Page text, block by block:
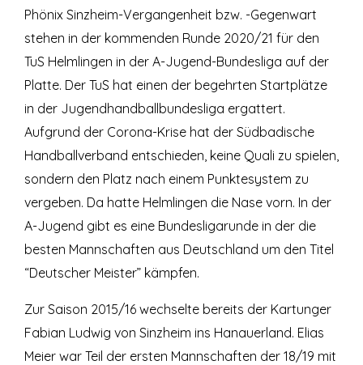
Phönix Sinzheim-Vergangenheit bzw. -Gegenwart
stehen in der kommenden Runde 2020/21 für den
TuS Helmlingen in der A-Jugend-Bundesliga auf der
Platte. Der TuS hat einen der begehrten Startplätze
in der Jugendhandballbundesliga ergattert.
Aufgrund der Corona-Krise hat der Südbadische
Handballverband entschieden, keine Quali zu spielen,
sondern den Platz nach einem Punktesystem zu
vergeben. Da hatte Helmlingen die Nase vorn. In der
A-Jugend gibt es eine Bundesligarunde in der die
besten Mannschaften aus Deutschland um den Titel
“Deutscher Meister” kämpfen.
Zur Saison 2015/16 wechselte bereits der Kartunger
Fabian Ludwig von Sinzheim ins Hanauerland. Elias
Meier war Teil der ersten Mannschaften der 18/19 mit